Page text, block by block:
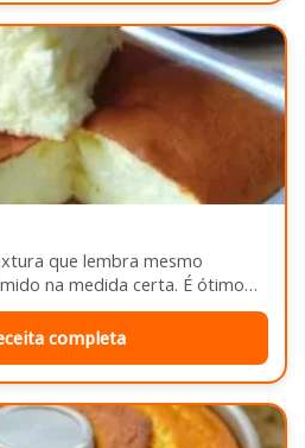
que lembra mesmo
na medida certa. É ótimo
completa